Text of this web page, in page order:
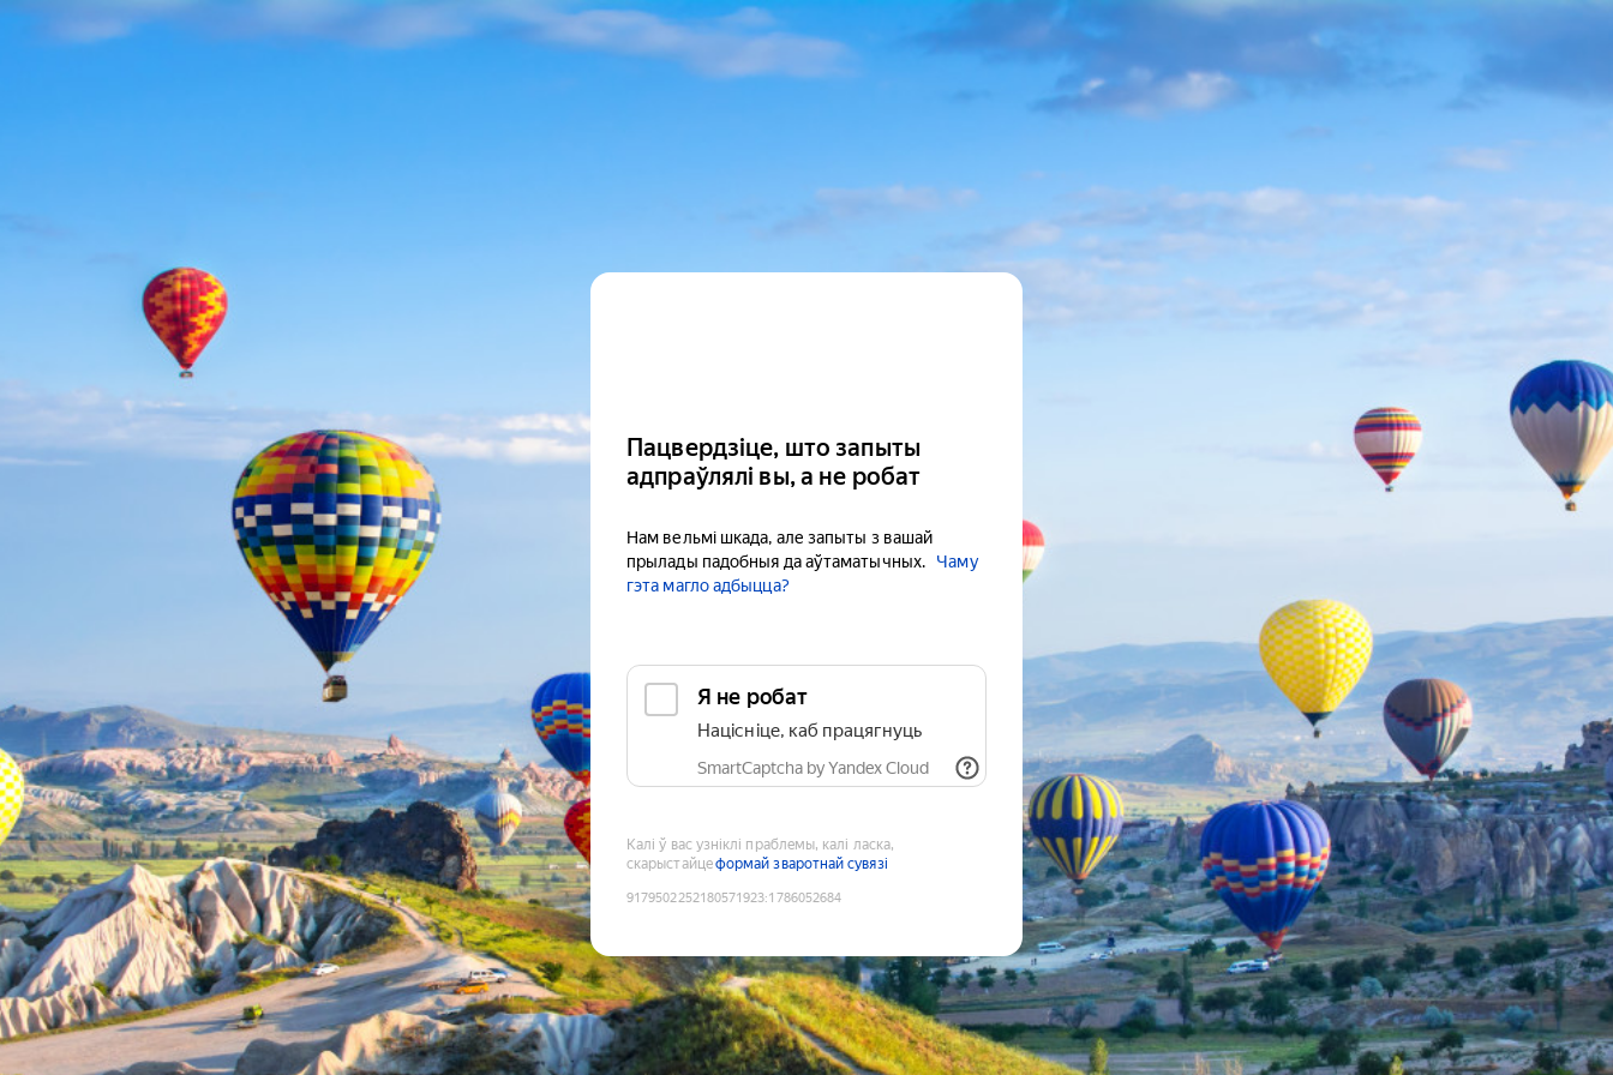
Пацвердзіце, што запыты
адпраўлялі вы, а не робат
Нам вельмі шкада, але запыты з вашай
прылады падобныя да аўтаматычных.
Чаму
гэта магло адбыцца?
Я не робат
Націсніце, каб працягнуць
SmartCaptcha by Yandex Cloud
Калі ў вас узніклі праблемы, калі ласка,
скарыстайцеформай зваротнай сувязі
9179502252180571923:1786052684